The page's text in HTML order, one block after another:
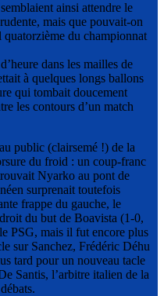
ainsi attendre le
mais que pouvait-on
quatorzième du championnat
dans les mailles de
à quelques longs ballons
qui tombait doucement
les contours d’un match
public (clairsemé !) de la
du froid : un coup-franc
Nyarko au pont de
surprenait toutefois
frappe du gauche, le
du but de Boavista (1-0,
PSG, mais il fut encore plus
sur Sanchez, Frédéric Déhu
tard pour un nouveau tacle
Santis, l’arbitre italien de la